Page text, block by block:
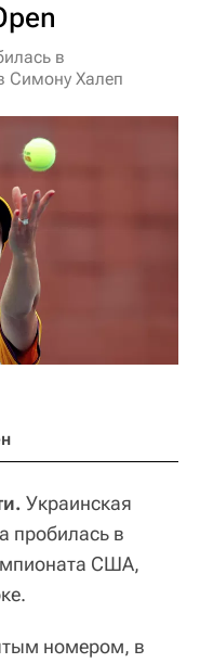
в
Симону Халеп
Украинская
пробилась в
США,
номером, в